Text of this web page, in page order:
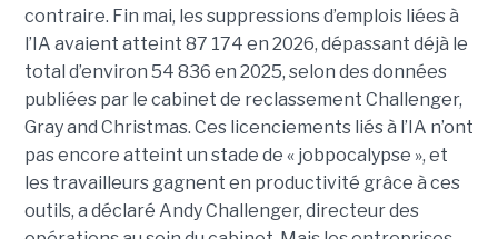
contraire. Fin mai, les suppressions d’emplois liées à
l’IA avaient atteint 87 174 en 2026, dépassant déjà le
total d’environ 54 836 en 2025, selon des données
publiées par le cabinet de reclassement Challenger,
Gray and Christmas. Ces licenciements liés à l’IA n’ont
pas encore atteint un stade de « jobpocalypse », et
les travailleurs gagnent en productivité grâce à ces
outils, a déclaré Andy Challenger, directeur des